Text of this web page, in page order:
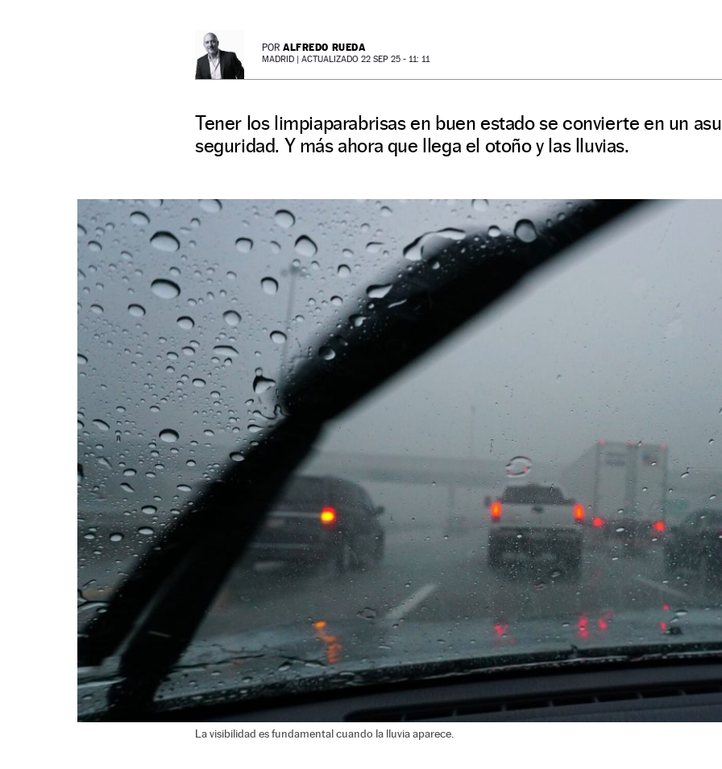
POR ALFREDO RUEDA
MADRID | ACTUALIZADO 22 SEP 25 - 11: 11
Tener los limpiaparabrisas en buen estado se convierte en un
seguridad. Y más ahora que llega el otoño y las lluvias.
La visibilidad es fundamental cuando la lluvia aparece.